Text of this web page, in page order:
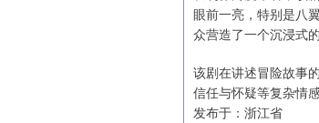
眼前一亮，特别是八
众营造了一个沉浸式
该剧在讲述冒险故事
信任与怀疑等复杂情
发布于：浙江省